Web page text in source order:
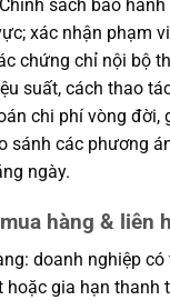
sách bảo
xác nhận phạm
chứng chỉ nội bộ
suất, cách thao
chi phí vòng đời,
sánh các phương
ngày.
hàng & liên
doanh nghiệp
hoặc gia hạn thanh